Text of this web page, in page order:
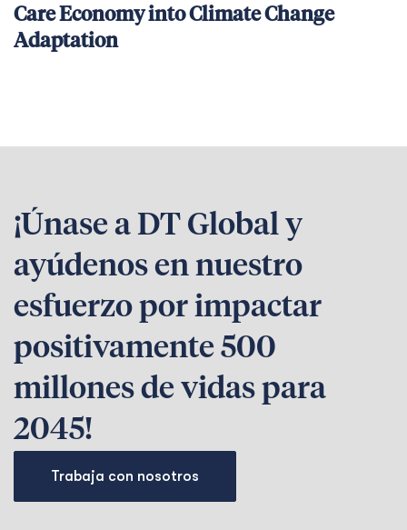
Care Economy into Climate Change
Adaptation
¡Únase a DT Global y
ayúdenos en nuestro
esfuerzo por impactar
positivamente 500
millones de vidas para
2045!
Trabaja con nosotros